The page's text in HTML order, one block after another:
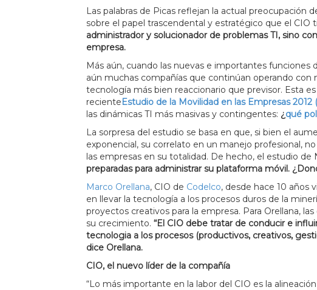
Las palabras de Picas reflejan la actual preocupación
sobre el papel trascendental y estratégico que el CIO
administrador y solucionador de problemas TI, sino
empresa.
Más aún, cuando las nuevas e importantes
aún muchas compañías que continúan operando
tecnología más bien reaccionario que previsor. Esta
recienteEstudio de la Movilidad en las Empresas 2012
las dinámicas TI más masivas y contingentes: ¿qué
La sorpresa del estudio se basa en que, si bien el
exponencial, su correlato en un manejo profesional,
las empresas en su totalidad. De hecho, el estudio de
preparadas para administrar su plataforma móvil.
Marco Orellana, CIO de Codelco, desde hace 10 años
en llevar la tecnología a los procesos duros de la
proyectos creativos para la empresa. Para Orellana,
su crecimiento. “El CIO debe tratar de conducir e
tecnologia a los procesos (productivos, creativos,
dice Orellana.
CIO, el nuevo líder de la compañía
“Lo más importante en la labor del CIO es la